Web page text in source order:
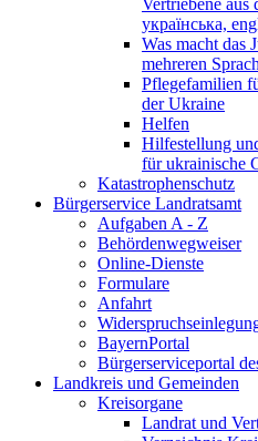
Vertriebene aus
українська,
Was macht das
mehreren
Pflegefamilien
der Ukraine
Helfen
Hilfestellung
für ukrainische
Katastrophenschutz
Bürgerservice Landratsamt
Aufgaben A - Z
Behördenwegweiser
Online-Dienste
Formulare
Anfahrt
BayernPortal
Bürgerserviceportal
Landkreis und Gemeinden
Kreisorgane
Landrat und